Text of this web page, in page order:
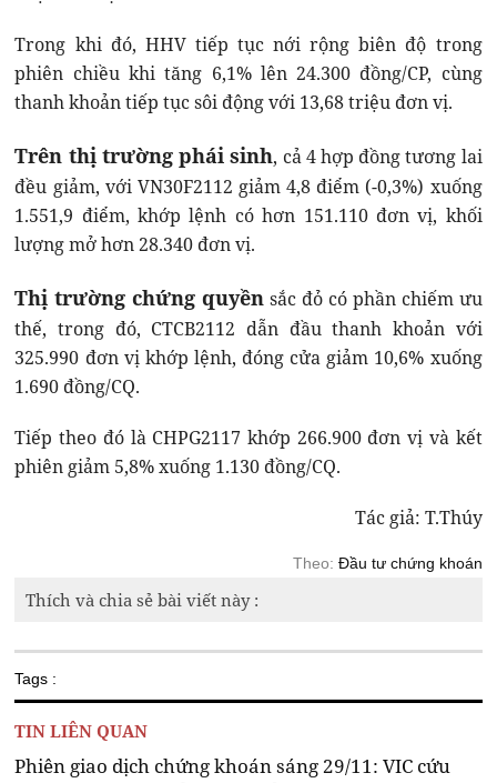
Trong khi đó, HHV tiếp tục nới rộng biên độ trong
phiên chiều khi tăng 6,1% lên 24.300 đồng/CP, cùng
thanh khoản tiếp tục sôi động với 13,68 triệu đơn vị.
Trên thị trường phái sinh, cả 4 hợp đồng tương lai
đều giảm, với VN30F2112 giảm 4,8 điểm (-0,3%) xuống
1.551,9 điểm, khớp lệnh có hơn 151.110 đơn vị, khối
lượng mở hơn 28.340 đơn vị.
Thị trường chứng quyền sắc đỏ có phần chiếm ưu
thế, trong đó, CTCB2112 dẫn đầu thanh khoản với
325.990 đơn vị khớp lệnh, đóng cửa giảm 10,6% xuống
1.690 đồng/CQ.
Tiếp theo đó là CHPG2117 khớp 266.900 đơn vị và kết
phiên giảm 5,8% xuống 1.130 đồng/CQ.
Tác giả: T.Thúy
Theo: Đầu tư chứng khoán
Thích và chia sẻ bài viết này :
Tags :
TIN LIÊN QUAN
Phiên giao dịch chứng khoán sáng 29/11: VIC cứu